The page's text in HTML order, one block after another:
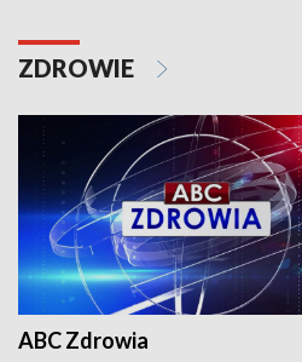
ZDROWIE
ABC Zdrowia